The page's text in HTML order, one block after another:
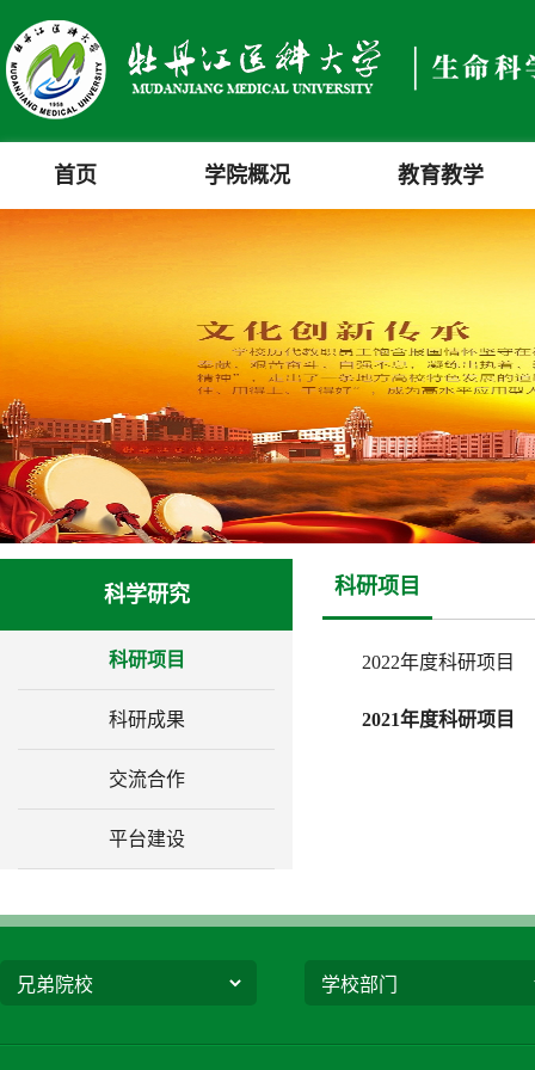
首页 学院概况 教育教学
科学研究
科研项目
科研成果
交流合作
平台建设
科研项目
2022年度科研项目
2021年度科研项目